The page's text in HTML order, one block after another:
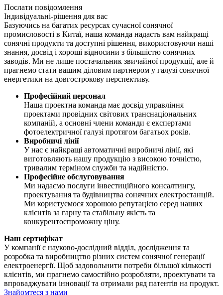
Послати повідомлення
Індивідуальні-рішення для вас
Базуючись на багатих ресурсах сучасної сонячної
промисловості в Китаї, наша команда надасть вам найкращі
сонячні продукти та доступні рішення, використовуючи наші
знання, досвід і хороші відносини з більшістю сонячних
заводів. Ми не лише постачальник звичайної продукції, але й
прагнемо стати вашим діловим партнером у галузі сонячної
енергетики на довгострокову перспективу.
Професійний персонал
Наша проектна команда має досвід управління
проектами провідних світових транснаціональних
компаній, а основні члени команди є експертами
фотоелектричної галузі протягом багатьох років.
Виробничі лінії
У нас є найкращі автоматичні виробничі лінії, які
виготовляють нашу продукцію з високою точністю,
тривалим терміном служби та надійністю.
Професійне обслуговування
Ми надаємо послуги інвестиційного консалтингу,
проектування та будівництва сонячних електростанцій.
Ми користуємося хорошою репутацією серед наших
клієнтів за гарну та стабільну якість та
конкурентоспроможну ціну.
Наш сертифікат
У компанії є науково-дослідний відділ, дослідження та
розробка та виробництво різних систем сонячної генерації
електроенергії. Щоб задовольнити потреби більшої кількості
клієнтів, ми прагнемо самостійно розробляти, проектувати та
впроваджувати інновації та отримали ряд патентів на продукт.
Знайомтеся з нами